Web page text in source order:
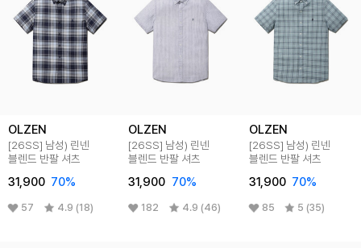
OLZEN
[26SS] 남성) 린넨
블렌드 반팔 셔츠
31,900 70%
57 4.9 (18)
OLZEN
[26SS] 남성) 린넨
블렌드 반팔 셔츠
31,900 70%
182 4.9 (46)
OLZEN
[26SS] 남성) 린넨
블렌드 반팔 셔츠
31,900 70%
85 5 (35)